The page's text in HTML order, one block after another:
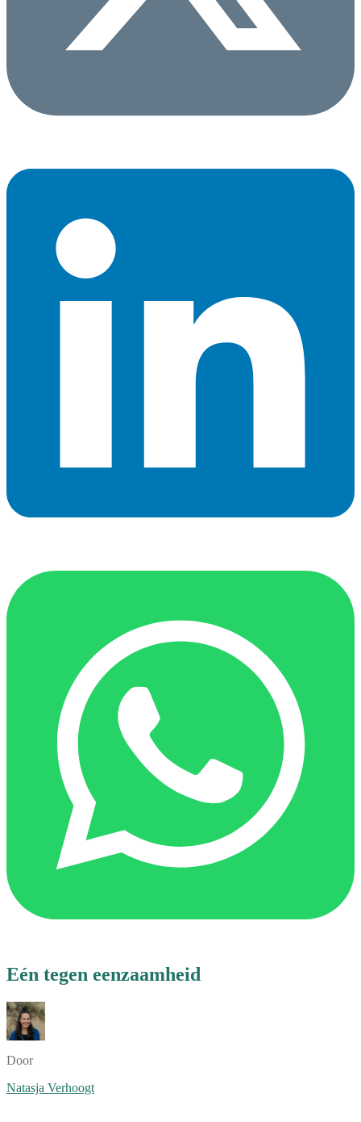
Eén tegen eenzaamheid
Door
Natasja Verhoogt